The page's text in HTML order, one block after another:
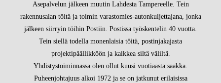
Asepalvelun jälkeen muutin Lahdesta Tampereelle. Tein
rakennusalan töitä ja toimin varastomies-autonkuljettajana, jonka
jälkeen siirryin töihin Postiin. Postissa työskentelin 40 vuotta.
Tein siellä todella monenlaisia töitä, postinjakajasta
projektipäällikköön ja kaikkea siltä väliltä.
Yhdistystoiminnassa olen ollut kuusi vuotiaasta saakka.
Puheenjohtajuus alkoi 1972 ja se on jatkunut erilaisissa